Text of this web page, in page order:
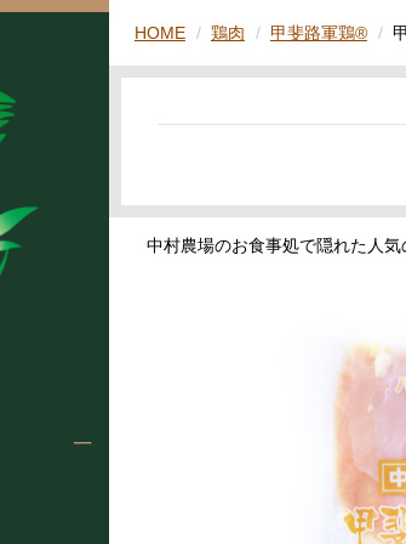
HOME 鶏肉 甲斐路軍鶏®
中村農場のお食事処で隠れた人気